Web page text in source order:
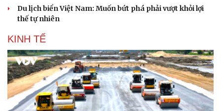
Du lịch biển Việt Nam: Muốn bứt phá phải vượt khỏi lợi
thế tự nhiên
KINH TẾ